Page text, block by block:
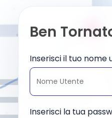
Ben
Inserisci il tuo nome
Inserisci la tua